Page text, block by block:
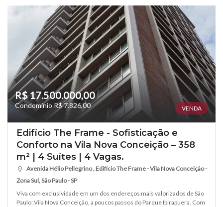
R$ 17.500.000,00
Condomínio R$ 7.826,00 VENDA
Edifício The Frame - Sofisticação e
Conforto na Vila Nova Conceição – 358
m² | 4 Suítes | 4 Vagas.
Avenida Hélio Pellegrino , Edifício The Frame - Vila Nova Conceição -
Zona Sul, São Paulo - SP
Viva com exclusividade em um dos endereços mais valorizados de São
Paulo: Vila Nova Conceição, a poucos passos do Parque Ibirapuera. Com